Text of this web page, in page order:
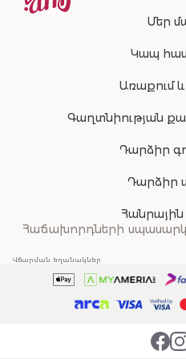
Մեր
Կապ
Առաքում
Գաղտնիության
Դարձիր
Դարձիր
Հաճախորդների
Վճարման եղանակներ